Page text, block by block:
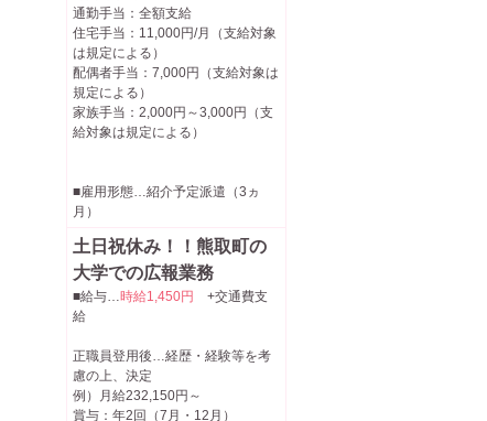
通勤手当：全額支給
住宅手当：11,000円/月（支給対象
は規定による）
配偶者手当：7,000円（支給対象は
規定による）
家族手当：2,000円～3,000円（支
給対象は規定による）
■雇用形態…紹介予定派遣（3ヵ
月）
土日祝休み！！熊取町の
大学での広報業務
■給与…時給1,450円
+交通費支
給
正職員登用後…経歴・経験等を考
慮の上、決定
例）月給232,150円～
賞与：年2回（7月・12月）